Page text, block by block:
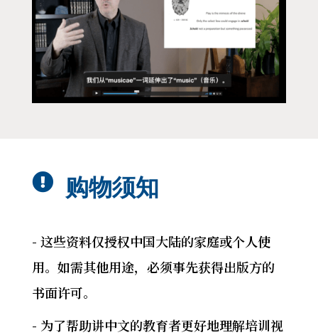
 购物须知
- 这些资料仅授权中国大陆的家庭或个人使
用。如需其他用途，必须事先获得出版方的
书面许可。
- 为了帮助讲中文的教育者更好地理解培训视